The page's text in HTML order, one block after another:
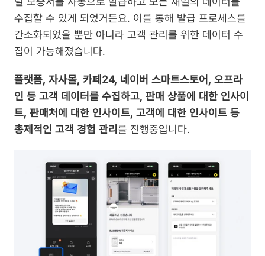
수집할 수 있게 되었거든요. 이를 통해 발급 프로세스를
간소화되었을 뿐만 아니라 고객 관리를 위한 데이터 수
집이 가능해졌습니다.
플랫폼, 자사몰, 카페24, 네이버 스마트스토어, 오프라
인 등 고객 데이터를 수집하고, 판매 상품에 대한 인사이
트, 판매처에 대한 인사이트, 고객에 대한 인사이트 등
총제적인 고객 경험 관리를 진행중입니다.